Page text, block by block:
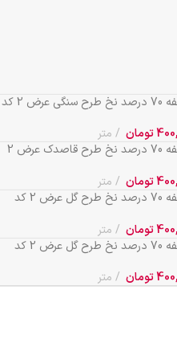
ملحفه 70 درصد نخ طرح سنگی عرض 2 کد
تومان
متر
ملحفه 70 درصد نخ طرح قاصدک عرض 2
تومان
متر
ملحفه 70 درصد نخ طرح گل عرض 2 کد
تومان
متر
ملحفه 70 درصد نخ طرح گل عرض 2 کد
تومان متر